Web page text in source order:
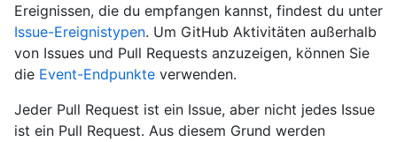
Ereignissen, die du empfangen kannst, findest du unter
Issue-Ereignistypen. Um GitHub Aktivitäten außerhalb
von Issues und Pull Requests anzuzeigen, können Sie
die Event-Endpunkte verwenden.
Jeder Pull Request ist ein Issue, aber nicht jedes Issue
ist ein Pull Request. Aus diesem Grund werden